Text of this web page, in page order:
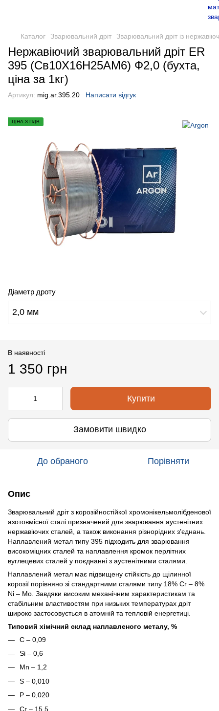
Каталог Зварювальний дріт Зварювальний дріт із
Нержавіючий зварювальний дріт ER
395 (Св10Х16Н25АМ6) Ф2,0 (бухта,
ціна за 1кг)
Артикул: mig.ar.395.20 Написати відгук
ЦІНА З ПДВ
Діаметр дроту
2,0 мм
В наявності
1 350 грн
Купити
Замовити швидко
До обраного Порівняти
Опис
Зварювальний дріт з корозійностійкої хромонікельмолібденової
азотовмісної сталі призначений для зварювання аустенітних
нержавіючих сталей, а також виконання різнорідних з’єднань.
Наплавлений метал типу 395 підходить для зварювання
високоміцних сталей та наплавлення кромок перлітних
вуглецевих сталей у поєднанні з аустенітними сталями.
Наплавлений метал має підвищену стійкість до щілинної
корозії порівняно зі стандартними сталями типу 18% Cr – 8%
Ni – Mo. Завдяки високим механічним характеристикам та
стабільним властивостям при низьких температурах дріт
широко застосовується в атомній та тепловій енергетиці.
Типовий хімічний склад наплавленого металу, %
C – 0,09
Si – 0,6
Mn – 1,2
S – 0,010
P – 0,020
Cr – 15,5